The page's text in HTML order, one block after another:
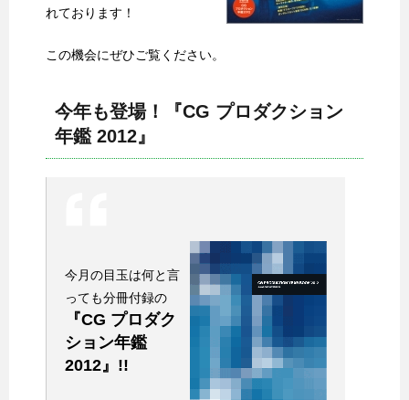
れております！
この機会にぜひご覧ください。
今年も登場！『CG プロダクション
年鑑 2012』
今月の目玉は何と言
っても分冊付録の
『CG プロダク
ション年鑑
2012』!!